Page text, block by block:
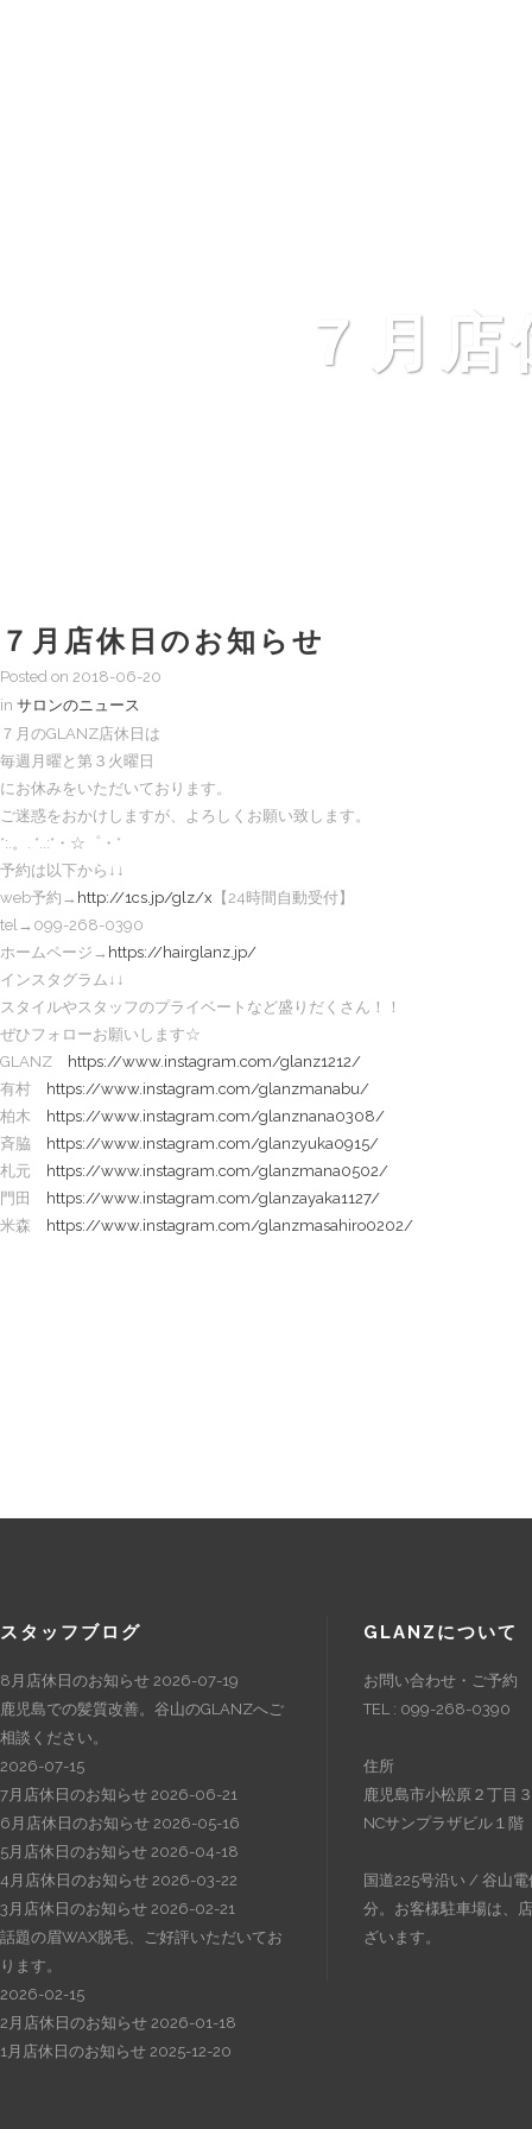
７月
７月店休日のお知らせ
Posted on 2018-06-20
in サロンのニュース
７月のGLANZ店休日は
毎週月曜と第３火曜日
にお休みをいただいております。
ご迷惑をおかけしますが、よろしくお願い致します。
*:.。. *..:*・☆゜・*
予約は以下から↓↓
web予約→ http://1cs.jp/glz/x 【24時間自動受付】
tel→099-268-0390
ホームページ→ https://hairglanz.jp/
インスタグラム↓↓
スタイルやスタッフのプライベートなど盛りだくさん！！
ぜひフォローお願いします☆
GLANZ
https://www.instagram.com/glanz1212/
有村
https://www.instagram.com/glanzmanabu/
柏木
https://www.instagram.com/glanznana0308/
斉脇
https://www.instagram.com/glanzyuka0915/
札元
https://www.instagram.com/glanzmana0502/
門田
https://www.instagram.com/glanzayaka1127/
米森
https://www.instagram.com/glanzmasahiro0202/
スタッフブログ
8月店休日のお知らせ 2026-07-19
鹿児島での髪質改善。谷山のGLANZへご
相談ください。
2026-07-15
7月店休日のお知らせ 2026-06-21
6月店休日のお知らせ 2026-05-16
5月店休日のお知らせ 2026-04-18
4月店休日のお知らせ 2026-03-22
3月店休日のお知らせ 2026-02-21
話題の眉WAX脱毛、ご好評いただいてお
ります。
2026-02-15
2月店休日のお知らせ 2026-01-18
1月店休日のお知らせ 2025-12-20
GLANZについて
お問い合わせ・ご予約
TEL : 099-268-0390
住所
鹿児島市小松原２丁目
NCサンプラザビル１階
国道225号沿い / 谷山電
分。お客様駐車場は、
ざいます。